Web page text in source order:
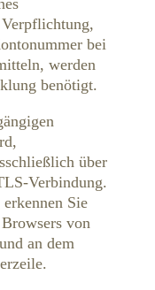
bei
werden
benötigt.
über
Verbindung.
Sie
von
an dem